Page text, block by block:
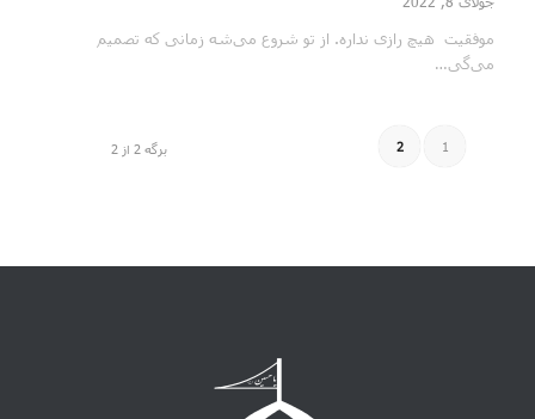
موفقیت هیچ رازی نداره. از تو شروع می‌شه زمانی که تصمیم
می‌گی…
برگه 2 از 2 1
2